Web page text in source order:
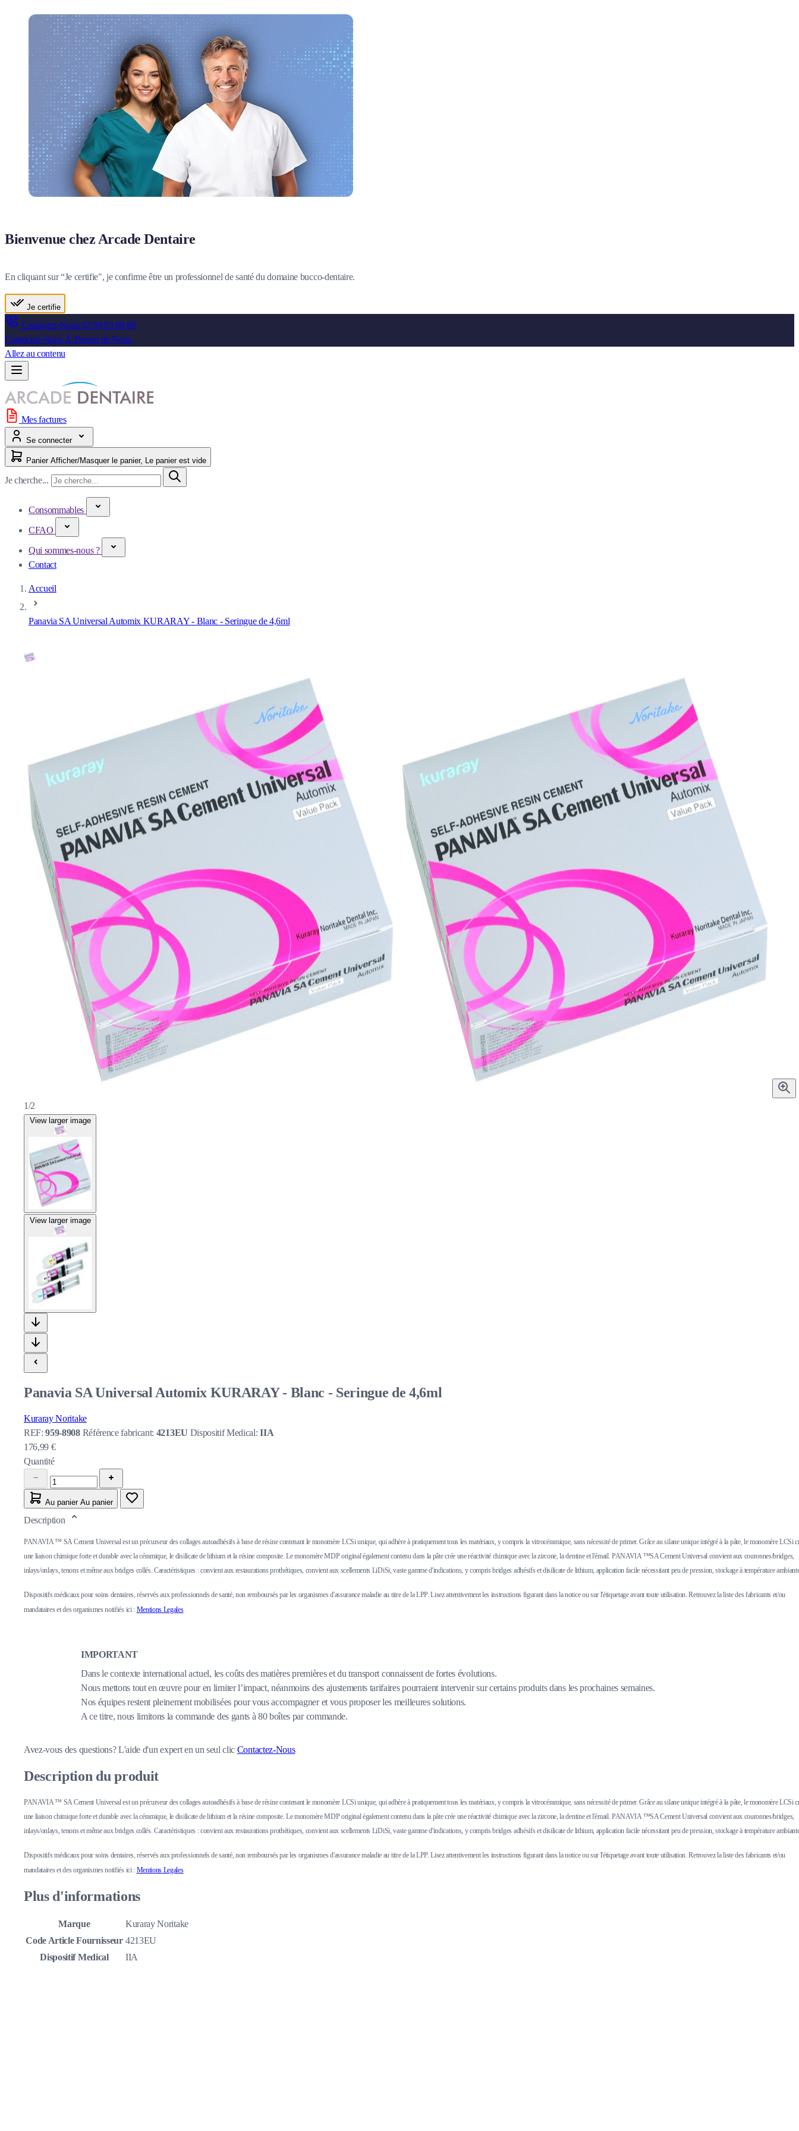
Bienvenue chez Arcade Dentaire
En cliquant sur “Je certifie", je confirme être un professionnel de santé du domaine bucco-dentaire.
Je certifie
Contactez-Nous02 99 83 88 89
Contactez-Nous À Propos de Nous
Allez au contenu
Mes factures
Se connecter
Panier Afficher/Masquer le panier, Le panier est vide
Je cherche...
Consommables
CFAO
Qui sommes-nous ?
Contact
Accueil
Panavia SA Universal Automix KURARAY - Blanc - Seringue de 4,6ml
1/2
View larger image
View larger image
Panavia SA Universal Automix KURARAY - Blanc - Seringue de 4,6ml
Kuraray Noritake
REF:959-8908 Référence fabricant: 4213EU Dispositif Medical:IIA
176,99 €
Quantité
Au panier Au panier
Description
PANAVIA ™ SA Cement Universal est un précurseur des collages autoadhésifs à base de résine contenant le monomère LCSi unique, qui adhère à pratiquement tous les matériaux, y compris la vitrocéramique, sans nécessité de primer. Grâce au silane unique intégré à la pâte, le monomère LCSi
une liaison chimique forte et durable avec la céramique, le disilicate de lithium et la résine composite. Le monomère MDP original également contenu dans la pâte crée une réactivité chimique avec la zircone, la dentine et l'émail. PANAVIA ™SA Cement Universal convient aux couronnes/bridges,
inlays/onlays, tenons et même aux bridges collés. Caractéristiques : convient aux restaurations prothétiques, convient aux scellements LiDiSi, vaste gamme d'indications, y compris bridges adhésifs et disilicate de lithium, application facile nécessitant peu de pression, stockage à température
Dispositifs médicaux pour soins dentaires, réservés aux professionnels de santé, non remboursés par les organismes d'assurance maladie au titre de la LPP. Lisez attentivement les instructions figurant dans la notice ou sur l'étiquetage avant toute utilisation. Retrouvez la liste des fabricants et/ou
mandataires et des organismes notifiés ici : Mentions Legales
IMPORTANT
Dans le contexte international actuel, les coûts des matières premières et du transport connaissent de fortes évolutions.
Nous mettons tout en œuvre pour en limiter l’impact, néanmoins des ajustements tarifaires pourraient intervenir sur certains produits dans les prochaines semaines.
Nos équipes restent pleinement mobilisées pour vous accompagner et vous proposer les meilleures solutions.
A ce titre, nous limitons la commande des gants à 80 boîtes par commande.
Avez-vous des questions?L'aide d'un expert en un seul clic Contactez-Nous
Description du produit
PANAVIA ™ SA Cement Universal est un précurseur des collages autoadhésifs à base de résine contenant le monomère LCSi unique, qui adhère à pratiquement tous les matériaux, y compris la vitrocéramique, sans nécessité de primer. Grâce au silane unique intégré à la pâte, le monomère LCSi
une liaison chimique forte et durable avec la céramique, le disilicate de lithium et la résine composite. Le monomère MDP original également contenu dans la pâte crée une réactivité chimique avec la zircone, la dentine et l'émail. PANAVIA ™SA Cement Universal convient aux couronnes/bridges,
inlays/onlays, tenons et même aux bridges collés. Caractéristiques : convient aux restaurations prothétiques, convient aux scellements LiDiSi, vaste gamme d'indications, y compris bridges adhésifs et disilicate de lithium, application facile nécessitant peu de pression, stockage à température
Dispositifs médicaux pour soins dentaires, réservés aux professionnels de santé, non remboursés par les organismes d'assurance maladie au titre de la LPP. Lisez attentivement les instructions figurant dans la notice ou sur l'étiquetage avant toute utilisation. Retrouvez la liste des fabricants et/ou
mandataires et des organismes notifiés ici : Mentions Legales
Plus d'informations
Marque
Kuraray Noritake
Code Article Fournisseur 4213EU
Dispositif Medical
IIA